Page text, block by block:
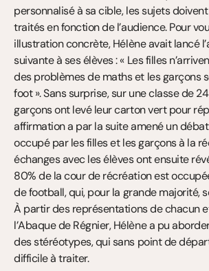
personnalisé à sa cible, les sujets
traités en fonction de l’audience. Pour
illustration concrète, Hélène avait lancé
suivante à ses élèves : « Les filles
des problèmes de maths et les garçons
foot ». Sans surprise, sur une classe de
garçons ont levé leur carton vert pour
affirmation a par la suite amené un débat
occupé par les filles et les garçons à la
échanges avec les élèves ont ensuite
80% de la cour de récréation est
de football, qui, pour la grande majorité,
À partir des représentations de chacun
l’Abaque de Régnier, Hélène a pu
des stéréotypes, qui sans point de
difficile à traiter.